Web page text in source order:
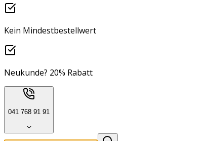
Kein Mindestbestellwert
Neukunde? 20% Rabatt
041 768 91 91